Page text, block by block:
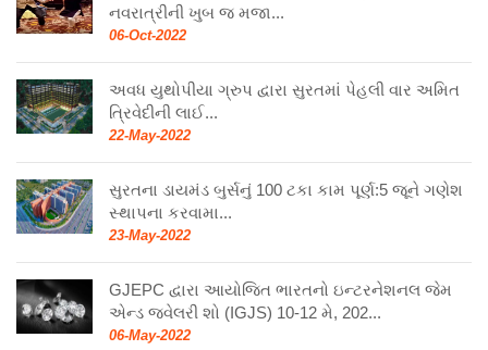
નવરાત્રીની ખુબ જ મજા...
06-Oct-2022
અવધ યુથોપીયા ગ્રુપ દ્વારા સુરતમાં પેહલી વાર અમિત
ત્રિવેદીની લાઈ...
22-May-2022
સુરતના ડાયમંડ બુર્સનું 100 ટકા કામ પૂર્ણ:5 જૂને ગણેશ
સ્થાપના કરવામા...
23-May-2022
GJEPC દ્વારા આયોજિત ભારતનો ઇન્ટરનેશનલ જેમ
એન્ડ જ્વેલરી શો (IGJS) 10-12 મે, 202...
06-May-2022